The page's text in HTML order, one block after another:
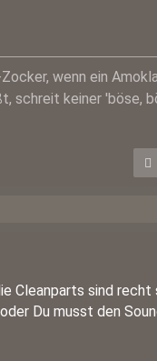
wenn ein
schreit keiner 'böse,
Cleanparts sind recht
Du musst den